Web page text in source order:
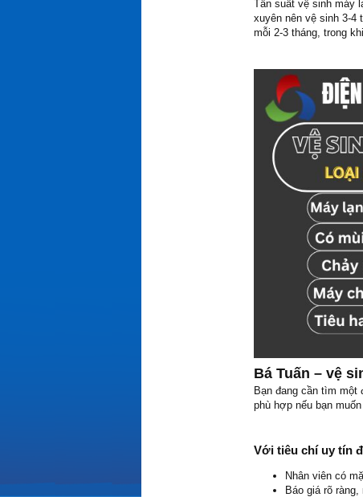
Tần suất vệ sinh máy
xuyên nên vệ sinh 3-4
mỗi 2-3 tháng, trong
Bá Tuấn – vệ
Bạn đang cần tìm một
phù hợp nếu bạn
Với tiêu chí uy tín
Nhân viên có
Báo giá rõ